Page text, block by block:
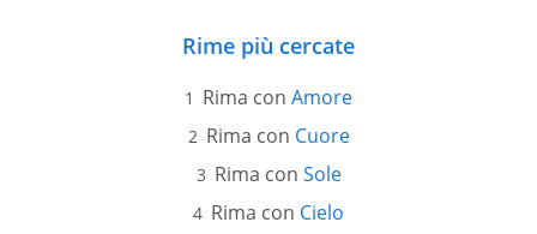
Rime più cercate
Rima con Amore
Rima con Cuore
Rima con Sole
Rima con Cielo